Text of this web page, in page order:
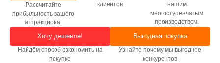
Рассчитайте
прибыльность вашего
аттракциона.
клиентов
нашим
многоступенчатым
производством.
Хочу дешевле!
Найдём способ сэкономить на
покупке
Выгодная покупка
Узнайте почему мы выгоднее
конкурентов